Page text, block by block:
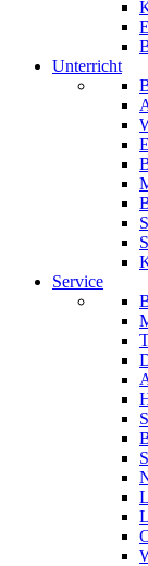
Unterricht
Service